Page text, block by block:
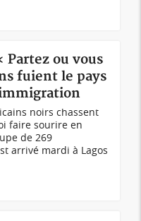
ou vous
fuient le pays
noirs chassent
faire sourire en
de 269
arrivé mardi à Lagos